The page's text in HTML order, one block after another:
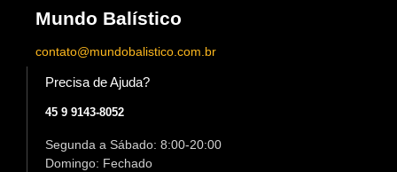
Mundo Balístico
contato@mundobalistico.com.br
Precisa de Ajuda?
45 9 9143-8052
Segunda a Sábado: 8:00-20:00
Domingo: Fechado